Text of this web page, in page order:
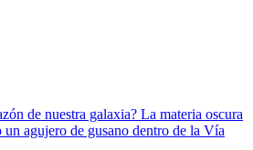
de nuestra galaxia? La materia oscura
un agujero de gusano dentro de la Vía